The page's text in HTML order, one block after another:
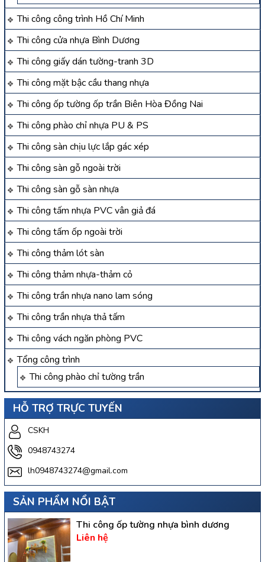
Thi công công trình Hồ Chí Minh
Thi công cửa nhựa Bình Dương
Thi công giấy dán tường-tranh 3D
Thi công mặt bậc cầu thang nhựa
Thi công ốp tường ốp trần Biên Hòa Đồng Nai
Thi công phào chỉ nhựa PU & PS
Thi công sàn chịu lực lắp gác xép
Thi công sàn gỗ ngoài trời
Thi công sàn gỗ sàn nhựa
Thi công tấm nhựa PVC vân giả đá
Thi công tấm ốp ngoài trời
Thi công thảm lót sàn
Thi công thảm nhựa-thảm cỏ
Thi công trần nhựa nano lam sóng
Thi công trần nhựa thả tấm
Thi công vách ngăn phòng PVC
Tổng công trình
Thi công phào chỉ tường trần
HỖ TRỢ TRỰC TUYẾN
CSKH
0948743274
lh0948743274@gmail.com
SẢN PHẨM NỔI BẬT
Thi công ốp tường nhựa bình dương
Liên hệ